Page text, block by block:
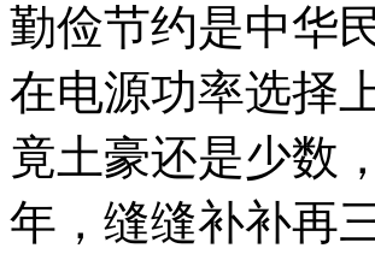
勤俭节约是中华
在电源功率选择
竟土豪还是少数
年，缝缝补补再